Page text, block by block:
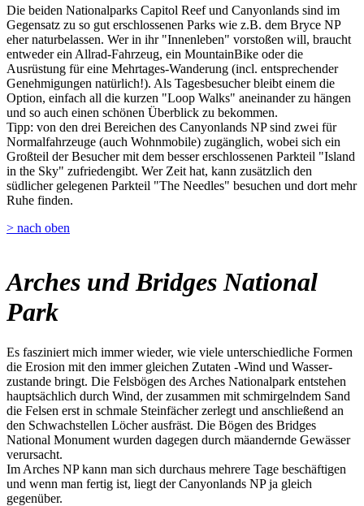
Die beiden Nationalparks Capitol Reef und Canyonlands sind im
Gegensatz zu so gut erschlossenen Parks wie z.B. dem Bryce NP
eher naturbelassen. Wer in ihr "Innenleben" vorstoßen will, braucht
entweder ein Allrad-Fahrzeug, ein MountainBike oder die
Ausrüstung für eine Mehrtages-Wanderung (incl. entsprechender
Genehmigungen natürlich!). Als Tagesbesucher bleibt einem die
Option, einfach all die kurzen "Loop Walks" aneinander zu hängen
und so auch einen schönen Überblick zu bekommen.
Tipp: von den drei Bereichen des Canyonlands NP sind zwei für
Normalfahrzeuge (auch Wohnmobile) zugänglich, wobei sich ein
Großteil der Besucher mit dem besser erschlossenen Parkteil "Island
in the Sky" zufriedengibt. Wer Zeit hat, kann zusätzlich den
südlicher gelegenen Parkteil "The Needles" besuchen und dort mehr
Ruhe finden.
> nach oben
Arches und Bridges National
Park
Es fasziniert mich immer wieder, wie viele unterschiedliche Formen
die Erosion mit den immer gleichen Zutaten -Wind und Wasser-
zustande bringt. Die Felsbögen des Arches Nationalpark entstehen
hauptsächlich durch Wind, der zusammen mit schmirgelndem Sand
die Felsen erst in schmale Steinfächer zerlegt und anschließend an
den Schwachstellen Löcher ausfräst. Die Bögen des Bridges
National Monument wurden dagegen durch mäandernde Gewässer
verursacht.
Im Arches NP kann man sich durchaus mehrere Tage beschäftigen
und wenn man fertig ist, liegt der Canyonlands NP ja gleich
gegenüber.